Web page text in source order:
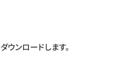
ウンロードします。